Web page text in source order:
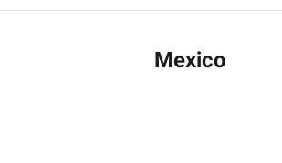
Mexico